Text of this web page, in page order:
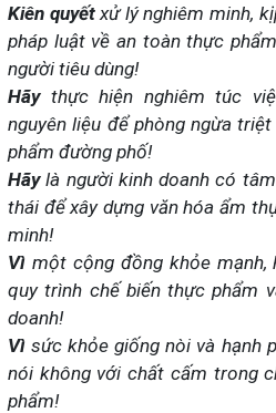
Kiên quyếtxử lý nghiêm minh,
pháp luật về an toàn thực
người tiêu dùng!
Hãy thực hiện nghiêm túc
nguyên liệu để phòng ngừa
phẩm đường phố!
Hãylà người kinh doanh có
thái để xây dựng văn hóa ẩm
minh!
Vì một cộng đồng khỏe mạnh,
quy trình chế biến thực phẩm
doanh!
Vìsức khỏe giống nòi và hạnh
nói không với chất cấm trong
phẩm!